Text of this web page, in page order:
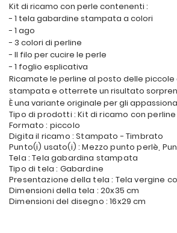
Kit di ricamo con perle contenenti :
- 1 tela gabardine stampata a colori
- 1 ago
- 3 colori di perline
- Il filo per cucire le perle
- 1 foglio esplicativa
Ricamate le perline al posto delle piccole
stampata e otterrete un risultato
È una variante originale per gli
Tipo di prodotti : Kit di ricamo con perline
Formato : piccolo
Digita il ricamo : Stampato - Timbrato
Punto(i) usato(i) : Mezzo punto perlè,
Tela : Tela gabardina stampata
Tipo di tela : Gabardine
Presentazione della tela : Tela vergine
Dimensioni della tela : 20x35 cm
Dimensioni del disegno : 16x29 cm